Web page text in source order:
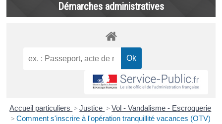
Démarches administratives
Accueil particuliers > Justice > Vol - Vandalisme - Escroquerie
> Comment s'inscrire à l'opération tranquillité vacances (OTV)